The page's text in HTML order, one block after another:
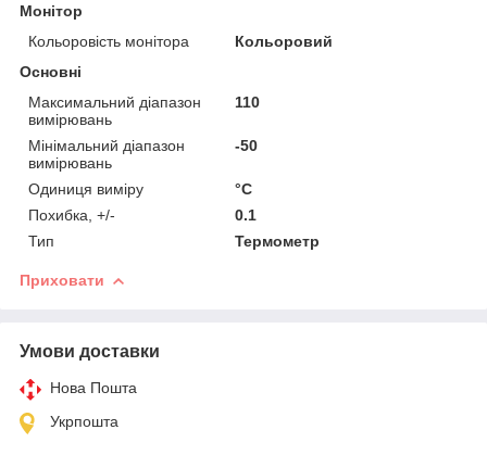
Монітор
Кольоровість монітора
Кольоровий
Основні
Максимальний діапазон
вимірювань
110
Мінімальний діапазон
вимірювань
-50
Одиниця виміру
°С
Похибка, +/-
0.1
Тип
Термометр
Приховати
Умови доставки
Нова Пошта
Укрпошта